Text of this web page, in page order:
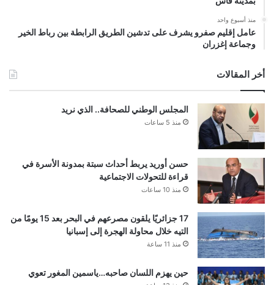
منذ أسبوع واحد
عامل إقليم صفرو يشرف على تدشين الطريق الرابطة بين رباط الخير
وجماعة إغزران
أخر المقالات
المجلس الوطني للصحافة.. الذي نريد
منذ 5 ساعات
حسن أوريد يربط أحداث سبتة بمدونة الأسرة في
قراءة للتحولات الاجتماعية
منذ 10 ساعات
17 جزائريًا يلقون مصرعهم في البحر بعد 15 يومًا من
التيه خلال محاولة الهجرة إلى إسبانيا
منذ 11 ساعة
حين يهزم اللسان صاحبه…ياسمين المغور تعوي